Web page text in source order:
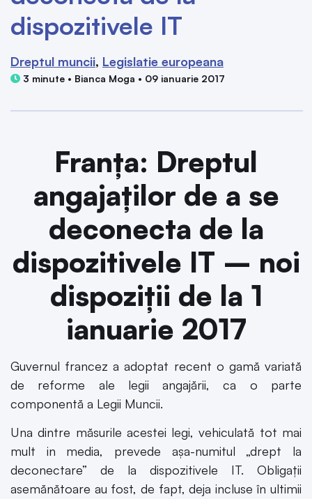
dispozitivele IT
Dreptul muncii Legislatie europeana
3 minute • Bianca Moga • 09 ianuarie 2017
Franța: Dreptul
angajaților de a se
deconecta de la
dispozitivele IT – noi
dispoziții de la 1
ianuarie 2017
Guvernul francez a adoptat recent o gamă variată
de reforme ale legii angajării, ca o parte
componentă a Legii Muncii.
Una dintre măsurile acestei legi, vehiculată tot mai
mult in media, prevede așa-numitul „drept la
deconectare” de la dispozitivele IT. Obligații
asemănătoare au fost, de fapt, deja incluse în ultimii